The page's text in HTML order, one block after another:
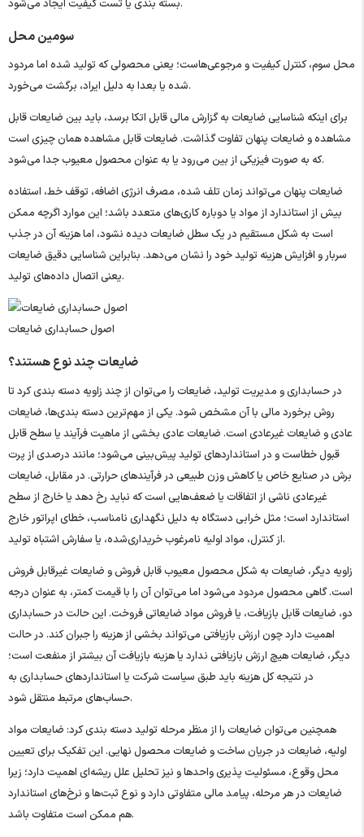
بسته ‌بندی یا تست کیفیت ایجاد می‌شود.
سومین محل
محل سوم، کنترل کیفیت و مرجوعی‌هاست؛ یعنی محصولی که تولید شده اما مردود
شده یا بعدا به دلیل ایراد، برگشت می‌خورد.
برای اینکه شناسایی ضایعات به گزارش مالی قابل اتکا برسد، باید بین ضایعات قابل
مشاهده و ضایعات پنهان تفاوت گذاشت. ضایعات قابل مشاهده همان چیزی است
که به ‌صورت فیزیکی از بین می‌رود یا به ‌عنوان محصول معیوب جدا می‌شود.
ضایعات پنهان می‌تواند زمان تلف‌ شده، مصرف انرژی اضافه، توقف خط، استفاده
بیش از استاندارد از مواد یا دوباره ‌کاری‌های متعدد باشد؛ این موارد اگرچه ممکن
است به ‌شکل مستقیم در یک سطل ضایعات دیده نشود، اما هزینه آن در جذب
سربار و افزایش هزینه تولید خود را نشان می‌دهد. بنابراین شناسایی دقیق ضایعات
یعنی اتصال داده‌های تولید.
اصول حسابداری ضایعات
ضایعات چند نوع هستند؟
در حسابداری و مدیریت تولید، ضایعات را می‌توان از چند زاویه دسته ‌بندی کرد تا
روش برخورد مالی با آن مشخص شود. یکی از مهم‌ترین دسته‌ بندی‌ها، ضایعات
عادی و ضایعات غیرعادی است. ضایعات عادی بخشی از ماهیت فرآیند یا سطح قابل
قبول خطاست و در استانداردهای تولید پیش‌بینی می‌شود؛ مانند درصدی از پرت
برش در صنایع خاص یا کاهش وزن طبیعی در فرآیندهای حرارتی. در مقابل، ضایعات
غیرعادی ناشی از اتفاقات یا ضعف‌هایی است که نباید رخ دهد یا خارج از سطح
استاندارد است؛ مثل خرابی دستگاه به دلیل نگهداری نامناسب، خطای اپراتور خارج
از کنترل، مواد اولیه نامرغوب خریداری‌شده، یا سفارش اشتباه تولید.
زاویه دیگر، ضایعات به شکل محصول معیوب قابل فروش و ضایعات غیرقابل فروش
است. گاهی محصول مردود می‌شود اما می‌توان آن را با قیمت کمتر، به‌ عنوان درجه
دو، ضایعات قابل بازیافت، یا فروش مواد ضایعاتی فروخت. این حالت در حسابداری
اهمیت دارد چون ارزش بازیافتی می‌تواند بخشی از هزینه را جبران کند. در حالت
دیگر، ضایعات هیچ ارزش بازیافتی ندارد یا هزینه بازیافت آن بیشتر از منفعت است؛
در نتیجه کل هزینه باید طبق سیاست شرکت یا استانداردهای حسابداری به
حساب‌های مرتبط منتقل شود.
همچنین می‌توان ضایعات را از منظر مرحله تولید دسته ‌بندی کرد: ضایعات مواد
اولیه، ضایعات در جریان ساخت و ضایعات محصول نهایی. این تفکیک برای تعیین
محل وقوع، مسئولیت‌ پذیری واحدها و نیز تحلیل علل ریشه‌ای اهمیت دارد؛ زیرا
ضایعات در هر مرحله، پیامد مالی متفاوتی دارد و نوع ثبت‌ها و نرخ‌های استاندارد
هم ممکن است متفاوت باشد.